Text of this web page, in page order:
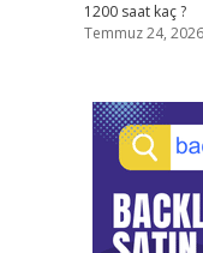
1200 saat kaç ?
Temmuz 24, 2026